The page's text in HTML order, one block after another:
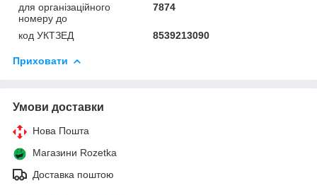
для організаційного
номеру до
7874
код УКТЗЕД 8539213090
Приховати
Умови доставки
Нова Пошта
Магазини Rozetka
Доставка поштою